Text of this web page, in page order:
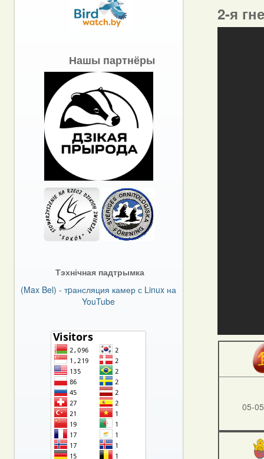
2-я
05-
Нашы партнёры
Тэхнічная падтрымка
(Max Bel) - тpансляция камер с Linux на
YouTube